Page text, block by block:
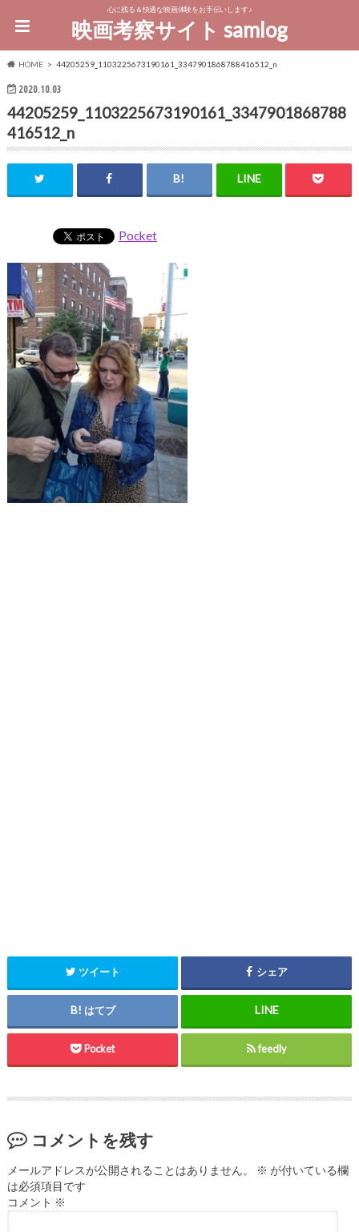
心に残る＆快適な映画体験をお手伝いします♪
映画考察サイト samlog
HOME 44205259_1103225673190161_3347901868788416512_n
2020.10.03
44205259_1103225673190161_3347901868788
416512_n
Pocket
ツイート シェア
はてブ
Pocket feedly
コメントを残す
メールアドレスが公開されることはありません。 ※ が付いている欄
は必須項目です
コメント ※